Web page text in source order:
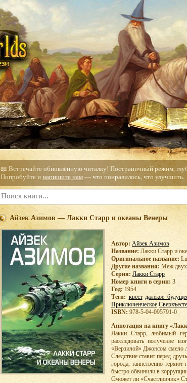
📖 Встречайте обновлённую читалку! Постраничный режим,
Попробуйте и напишите нам — что понравилось, что улучшить.
Айзек Азимов — Лакки Старр и океаны Венеры
Автор: Айзек Азимов
Название: Лакки Старр и
Оригинальное название:
Другие названия: Меж
Серия: Лакки Старр
Номер книги в серии: 3
Год: 1954
Теги: квест далёкое
Приключенческое
ISBN: 978-5-04-095791-0
Аннотация на книгу
Лакки Старр, любимый
расследовать получение
«Верзилой» Джонсом смело
Следствие ставит перед
города, таинственно
быстро обвинили в
Сможет ли «Счастливчик»